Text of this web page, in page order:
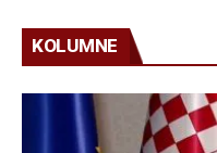
KOLUMNE